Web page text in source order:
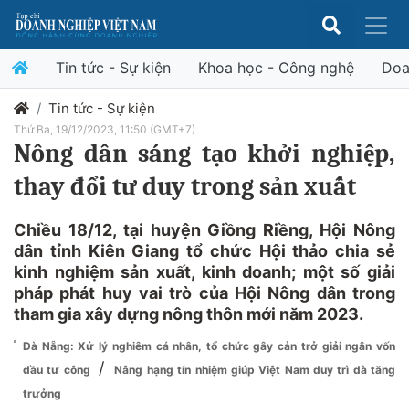
Tin tức - Sự kiện Khoa học - Công nghệ
Tin tức - Sự kiện
Thứ Ba, 19/12/2023, 11:50 (GMT+7)
Nông dân sáng tạo khởi nghiệp,
thay đổi tư duy trong sản xuất
Chiều 18/12, tại huyện Giồng Riềng, Hội Nông
dân tỉnh Kiên Giang tổ chức Hội thảo chia sẻ
kinh nghiệm sản xuất, kinh doanh; một số giải
pháp phát huy vai trò của Hội Nông dân trong
tham gia xây dựng nông thôn mới năm 2023.
Đà Nẵng: Xử lý nghiêm cá nhân, tổ chức gây cản trở giải ngân vốn
đầu tư công
/
Nâng hạng tín nhiệm giúp Việt Nam duy trì đà tăng
trưởng